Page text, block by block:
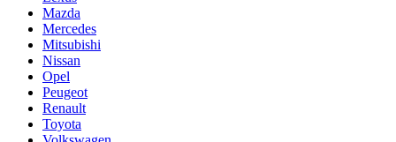
Mazda
Mercedes
Mitsubishi
Nissan
Opel
Peugeot
Renault
Toyota